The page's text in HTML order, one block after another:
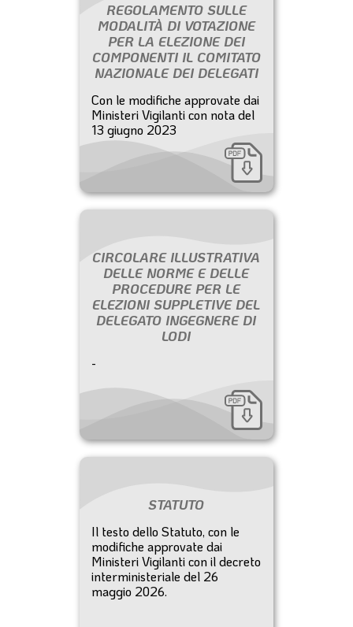
REGOLAMENTO SULLE
MODALITÀ DI VOTAZIONE
PER LA ELEZIONE DEI
COMPONENTI IL COMITATO
NAZIONALE DEI DELEGATI
Con le modifiche approvate dai
Ministeri Vigilanti con nota del
13 giugno 2023
CIRCOLARE ILLUSTRATIVA
DELLE NORME E DELLE
PROCEDURE PER LE
ELEZIONI SUPPLETIVE DEL
DELEGATO INGEGNERE DI
LODI
-
STATUTO
Il testo dello Statuto, con le
modifiche approvate dai
Ministeri Vigilanti con il decreto
interministeriale del 26
maggio 2026.